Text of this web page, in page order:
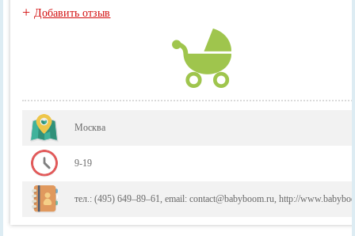
+Добавить отзыв
Москва
9-19
тел.: (495) 649–89–61, email: contact@babyboom.ru, http://